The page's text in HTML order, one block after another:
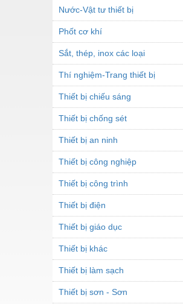
Nước-Vật tư thiết bị
Phốt cơ khí
Sắt, thép, inox các loại
Thí nghiệm-Trang thiết bị
Thiết bị chiếu sáng
Thiết bị chống sét
Thiết bị an ninh
Thiết bị công nghiệp
Thiết bị công trình
Thiết bị điện
Thiết bị giáo dục
Thiết bị khác
Thiết bị làm sạch
Thiết bị sơn - Sơn